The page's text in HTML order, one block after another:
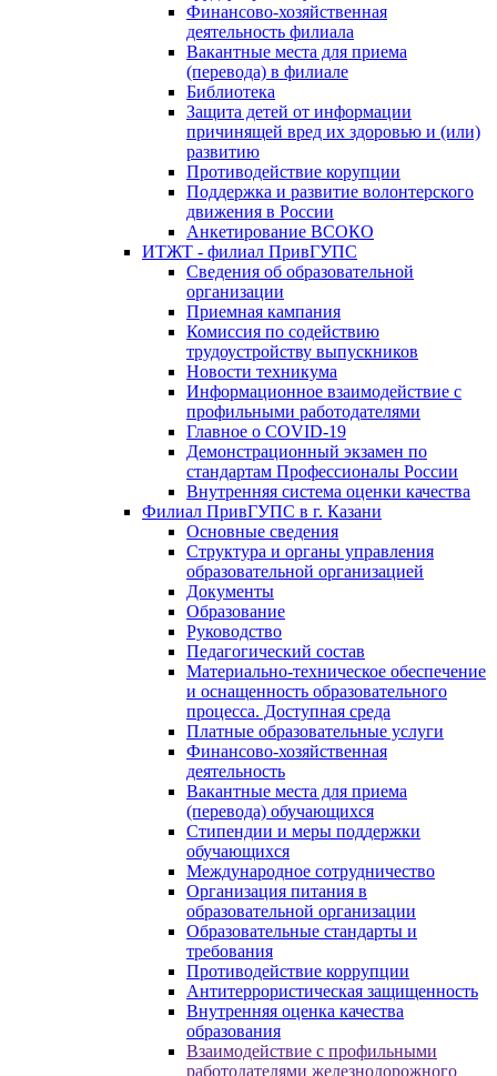
Финансово-хозяйственная
деятельность филиала
Вакантные места для приема
(перевода) в филиале
Библиотека
Защита детей от информации
причинящей вред их здоровью и (или)
развитию
Противодействие корупции
Поддержка и развитие волонтерского
движения в России
Анкетирование ВСОКО
ИТЖТ - филиал ПривГУПС
Сведения об образовательной
организации
Приемная кампания
Комиссия по содействию
трудоустройству выпускников
Новости техникума
Информационное взаимодействие с
профильными работодателями
Главное о COVID-19
Демонстрационный экзамен по
стандартам Профессионалы России
Внутренняя система оценки качества
Филиал ПривГУПС в г. Казани
Основные сведения
Структура и органы управления
образовательной организацией
Документы
Образование
Руководство
Педагогический состав
Материально-техническое обеспечение
и оснащенность образовательного
процесса. Доступная среда
Платные образовательные услуги
Финансово-хозяйственная
деятельность
Вакантные места для приема
(перевода) обучающихся
Стипендии и меры поддержки
обучающихся
Международное сотрудничество
Организация питания в
образовательной организации
Образовательные стандарты и
требования
Противодействие коррупции
Антитеррористическая защищенность
Внутренняя оценка качества
образования
Взаимодействие с профильными
работодателями железнодорожного